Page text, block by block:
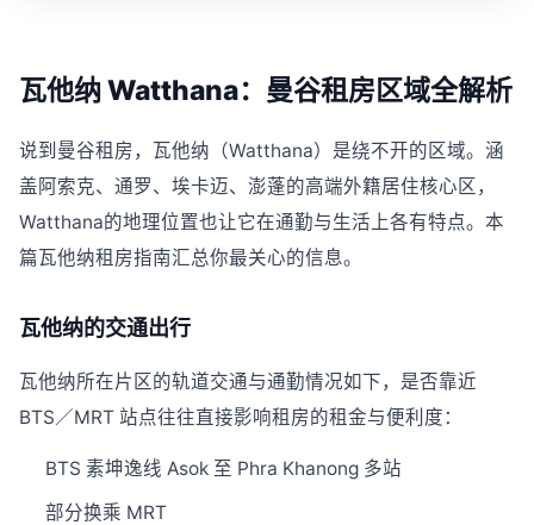
瓦他纳 Watthana：曼谷租房区域全解析
说到曼谷租房，瓦他纳（Watthana）是绕不开的区域。涵
盖阿索克、通罗、埃卡迈、澎蓬的高端外籍居住核心区，
Watthana的地理位置也让它在通勤与生活上各有特点。本
篇瓦他纳租房指南汇总你最关心的信息。
瓦他纳的交通出行
瓦他纳所在片区的轨道交通与通勤情况如下，是否靠近
BTS／MRT 站点往往直接影响租房的租金与便利度：
BTS 素坤逸线 Asok 至 Phra Khanong 多站
部分换乘 MRT